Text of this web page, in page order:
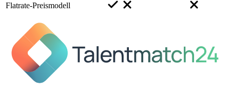
Flatrate-Preismodell